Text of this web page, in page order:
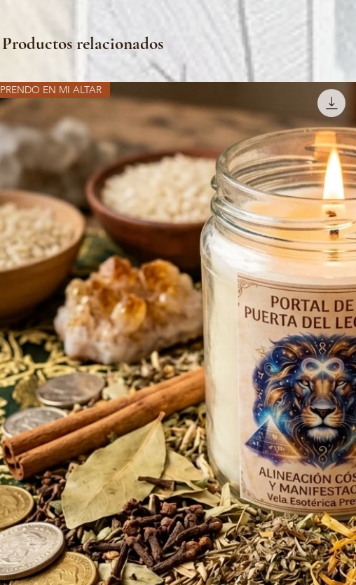
Productos relacionados
PRENDO EN MI ALTAR